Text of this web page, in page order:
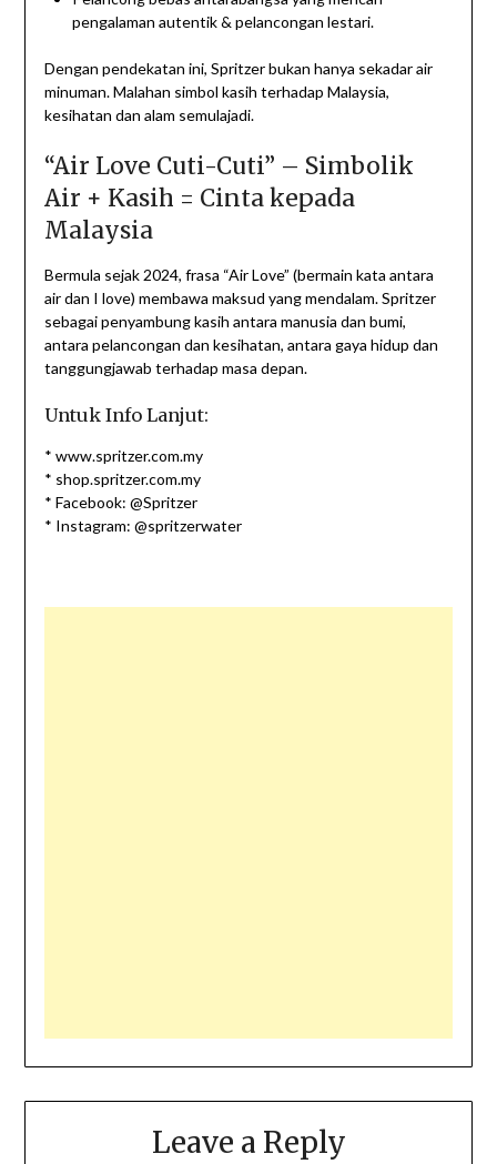
pengalaman autentik & pelancongan lestari.
Dengan pendekatan ini, Spritzer bukan hanya sekadar air
minuman. Malahan simbol kasih terhadap Malaysia,
kesihatan dan alam semulajadi.
“Air Love Cuti-Cuti” – Simbolik
Air + Kasih = Cinta kepada
Malaysia
Bermula sejak 2024, frasa “Air Love” (bermain kata antara
air dan I love) membawa maksud yang mendalam. Spritzer
sebagai penyambung kasih antara manusia dan bumi,
antara pelancongan dan kesihatan, antara gaya hidup dan
tanggungjawab terhadap masa depan.
Untuk Info Lanjut:
* www.spritzer.com.my
* shop.spritzer.com.my
* Facebook: @Spritzer
* Instagram: @spritzerwater
Leave a Reply